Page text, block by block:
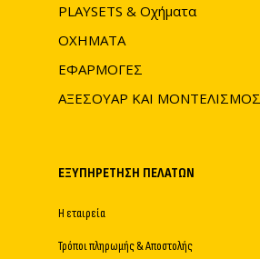
PLAYSETS & Οχήματα
ΟΧΗΜΑΤΑ
ΕΦΑΡΜΟΓΕΣ
ΑΞΕΣΟΥΑΡ ΚΑΙ ΜΟΝΤΕΛΙΣΜΟΣ
ΕΞΥΠΗΡΈΤΗΣΗ ΠΕΛΑΤΏΝ
Η εταιρεία
Τρόποι πληρωμής & Αποστολής